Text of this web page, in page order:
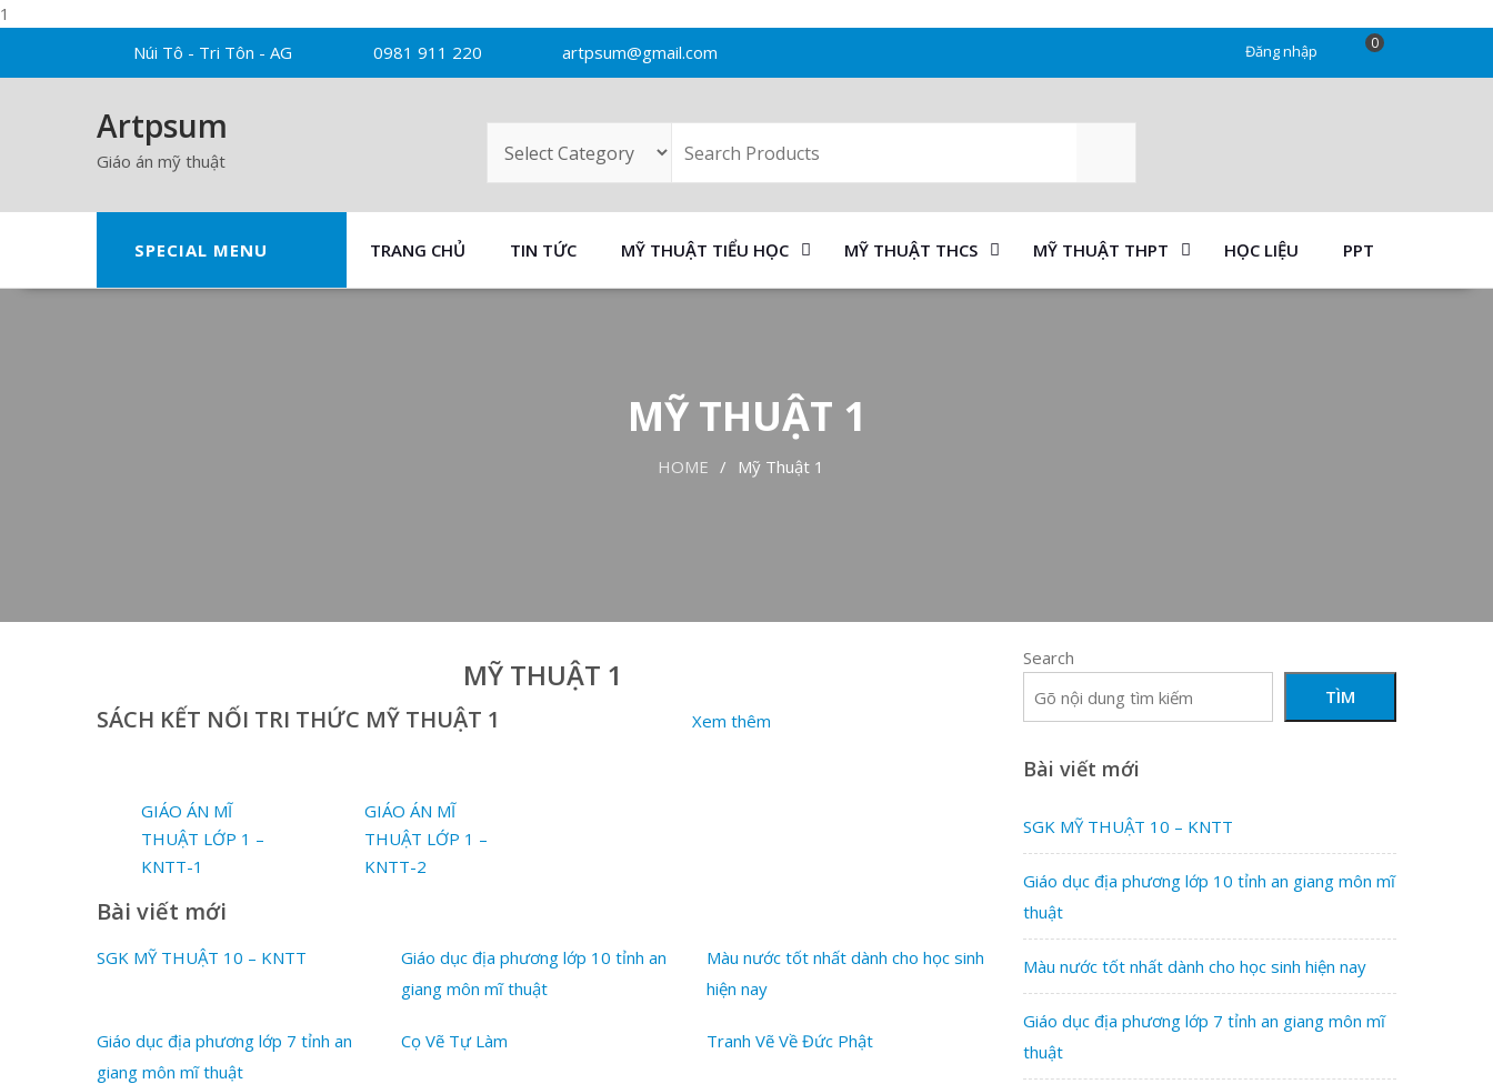
1
Núi Tô - Tri Tôn - AG 0981 911 220 artpsum@gmail.com Đăng nhập 0
Artpsum
Giáo án mỹ thuật
SPECIAL MENU TRANG CHỦ TIN TỨC MỸ THUẬT TIỂU HỌC MỸ THUẬT THCS MỸ THUẬT THPT HỌC LIỆU PPT
MỸ THUẬT 1
HOME Mỹ Thuật 1
MỸ THUẬT 1
SÁCH KẾT NỐI TRI THỨC MỸ THUẬT 1 Xem thêm
GIÁO ÁN MĨ
THUẬT LỚP 1 –
KNTT-1
GIÁO ÁN MĨ
THUẬT LỚP 1 –
KNTT-2
Bài viết mới
SGK MỸ THUẬT 10 – KNTT
Giáo dục địa phương lớp 10 tỉnh an
giang môn mĩ thuật
Màu nước tốt nhất dành cho học sinh
hiện nay
Giáo dục địa phương lớp 7 tỉnh an
giang môn mĩ thuật
Cọ Vẽ Tự Làm Tranh Vẽ Về Đức Phật
Search
TÌM
Bài viết mới
SGK MỸ THUẬT 10 – KNTT
Giáo dục địa phương lớp 10 tỉnh an giang môn mĩ
thuật
Màu nước tốt nhất dành cho học sinh hiện nay
Giáo dục địa phương lớp 7 tỉnh an giang môn mĩ
thuật